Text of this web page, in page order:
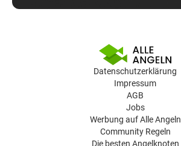
Datenschutzerklärung
Impressum
AGB
Jobs
Werbung auf Alle Angeln
Community Regeln
Die besten Angelknoten